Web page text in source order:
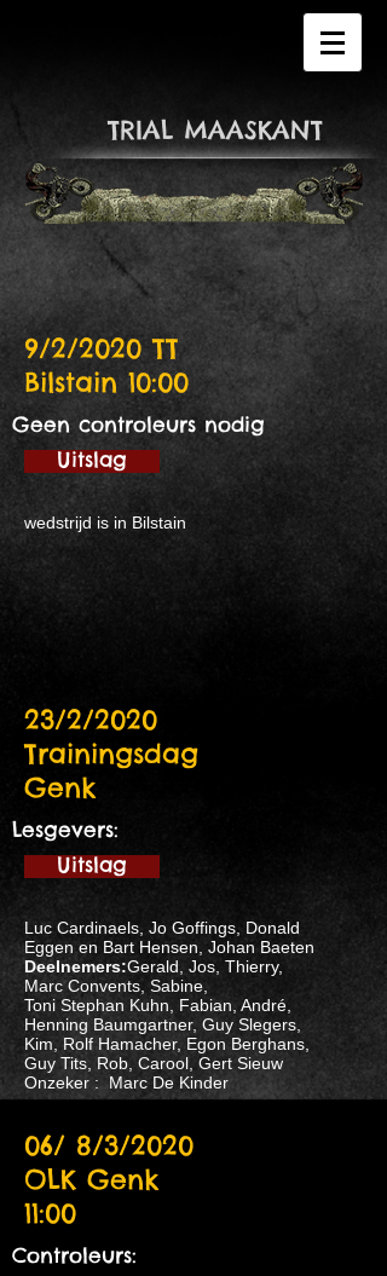
​TRIAL MAASKANT​
9/2/2020 TT
Bilstain 10:00
Geen controleurs nodig
Uitslag
wedstrijd is in Bilstain
23/2/2020
Trainingsdag
Genk
Lesgevers:
Uitslag
Luc Cardinaels, Jo Goffings, Donald
Eggen en Bart Hensen, Johan Baeten
Deelnemers:Gerald, Jos, Thierry,
Marc Convents, Sabine,
Toni Stephan Kuhn, Fabian, André,
Henning Baumgartner, Guy Slegers,
Kim, Rolf Hamacher, Egon Berghans,
Guy Tits, Rob, Carool, Gert Sieuw
Onzeker : Marc De Kinder
06/ 8/3/2020
OLK Genk
11:00
Controleurs: